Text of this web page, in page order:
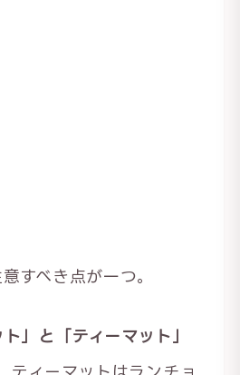
すべき点が一つ。
」と「ティーマット」